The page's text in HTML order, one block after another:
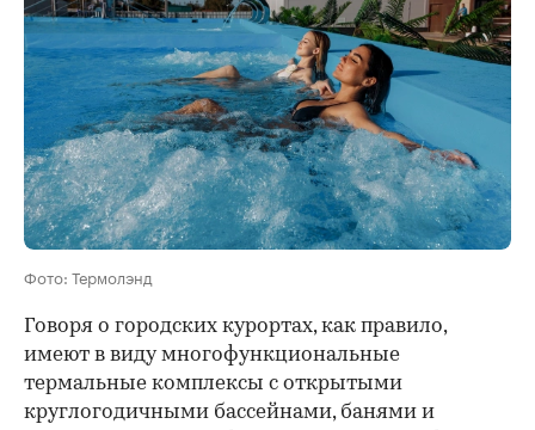
Фото: Термолэнд
Говоря о городских курортах, как правило,
имеют в виду многофункциональные
термальные комплексы с открытыми
круглогодичными бассейнами, банями и